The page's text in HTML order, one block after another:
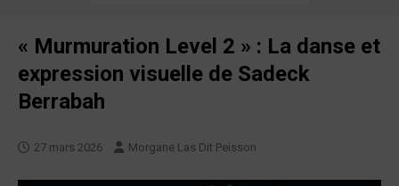
« Murmuration Level 2 » : La danse et
expression visuelle de Sadeck
Berrabah
27 mars 2026 Morgane Las Dit Peisson